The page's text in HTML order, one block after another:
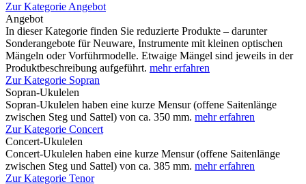
Zur Kategorie Angebot
Angebot
In dieser Kategorie finden Sie reduzierte Produkte – darunter
Sonderangebote für Neuware, Instrumente mit kleinen optischen
Mängeln oder Vorführmodelle. Etwaige Mängel sind jeweils in der
Produktbeschreibung aufgeführt. mehr erfahren
Zur Kategorie Sopran
Sopran-Ukulelen
Sopran-Ukulelen haben eine kurze Mensur (offene Saitenlänge
zwischen Steg und Sattel) von ca. 350 mm. mehr erfahren
Zur Kategorie Concert
Concert-Ukulelen
Concert-Ukulelen haben eine kurze Mensur (offene Saitenlänge
zwischen Steg und Sattel) von ca. 385 mm. mehr erfahren
Zur Kategorie Tenor